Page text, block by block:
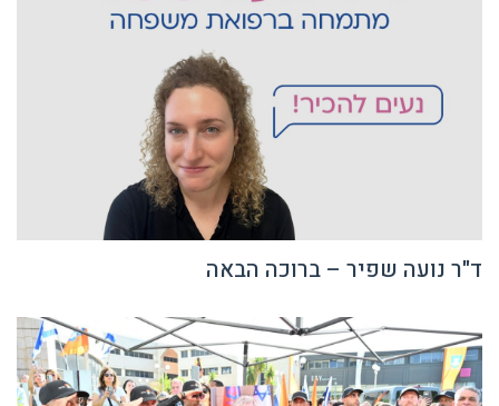
ד"ר נועה שפיר – ברוכה הבאה